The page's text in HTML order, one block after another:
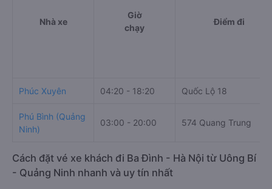
Nhà xe
Giờ
chạy
Điểm đi
Phúc Xuyên 04:20 - 18:20 Quốc Lộ 18
Phú Bình (Quảng
Ninh)
03:00 - 20:00 574 Quang Trung
Cách đặt vé xe khách đi Ba Đình - Hà Nội từ Uông Bí
- Quảng Ninh nhanh và uy tín nhất